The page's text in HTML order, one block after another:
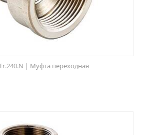
| Муфта переходная